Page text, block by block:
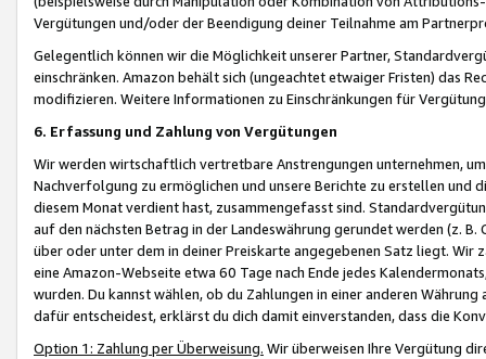
Vergütungen und/oder der Beendigung deiner Teilnahme am
Gelegentlich können wir die Möglichkeit unserer Partner,
einschränken. Amazon behält sich (ungeachtet etwaiger Fristen) das
modifizieren. Weitere Informationen zu Einschränkungen für
6. Erfassung und Zahlung von Vergütungen
Wir werden wirtschaftlich vertretbare Anstrengungen unternehmen,
Nachverfolgung zu ermöglichen und unsere Berichte zu erstellen und
diesem Monat verdient hast, zusammengefasst sind.
auf den nächsten Betrag in der Landeswährung gerundet werden (z.
über oder unter dem in deiner Preiskarte angegebenen Satz liegt.
eine Amazon-Webseite etwa 60 Tage nach Ende jedes
wurden. Du kannst wählen, ob du Zahlungen in einer anderen
dafür entscheidest, erklärst du dich damit einverstanden, dass die
Option 1: Zahlung per Überweisung. Wir überweisen Ihre Vergütung